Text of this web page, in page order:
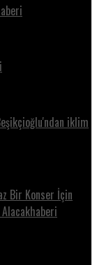
iklim
Bir Konser İçin